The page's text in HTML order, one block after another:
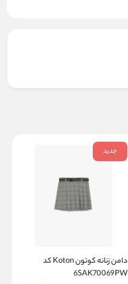
جدید
دامن زنانه کوتون Koton کد
6SAK70069PW